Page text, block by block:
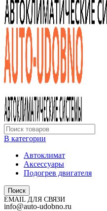
В категории
Автоклимат
Аксессуары
Подогрев двигателя
Поиск
EMAIL ДЛЯ СВЯЗИ
info@auto-udobno.ru